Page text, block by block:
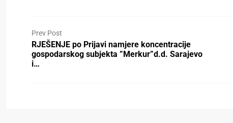
Prev Post
RJEŠENJE po Prijavi namjere koncentracije
gospodarskog subjekta ”Merkur”d.d. Sarajevo
i…